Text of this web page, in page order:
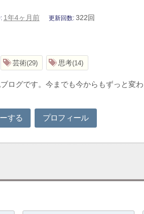
1年4ヶ月前 更新回数 322回
芸術 29 思考 14
ログです。今までも今からもずっと変
する プロフィール